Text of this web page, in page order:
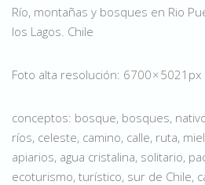
Río, montañas y bosques en Rio
los Lagos. Chile
Foto alta resolución: 6700 × 5021px
conceptos: bosque, bosques,
ríos, celeste, camino, calle, ruta,
apiarios, agua cristalina, solitario,
ecoturismo, turístico, sur de Chile,